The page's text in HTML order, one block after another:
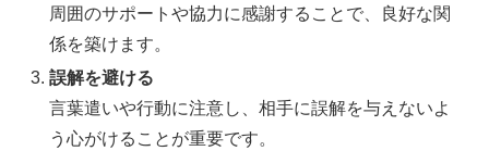
周囲のサポートや協力に感謝することで、良好な関
係を築けます。
誤解を避ける
言葉遣いや行動に注意し、相手に誤解を与えないよ
う心がけることが重要です。